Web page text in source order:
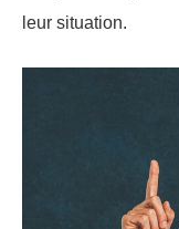
leur situation.